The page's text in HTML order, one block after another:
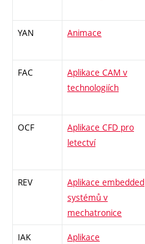
YAN Animace
FAC
Aplikace CAM v
technologiích
OCF
Aplikace CFD pro
letectví
REV
Aplikace embedded
systémů v
mechatronice
IAK
Aplikace